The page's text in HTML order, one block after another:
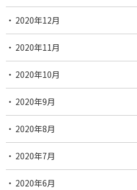
2020年12月
2020年11月
2020年10月
2020年9月
2020年8月
2020年7月
2020年6月